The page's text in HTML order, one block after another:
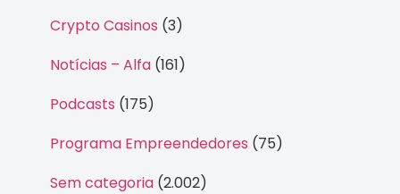
Crypto Casinos (3)
Notícias – Alfa (161)
Podcasts (175)
Programa Empreendedores (75)
Sem categoria (2.002)